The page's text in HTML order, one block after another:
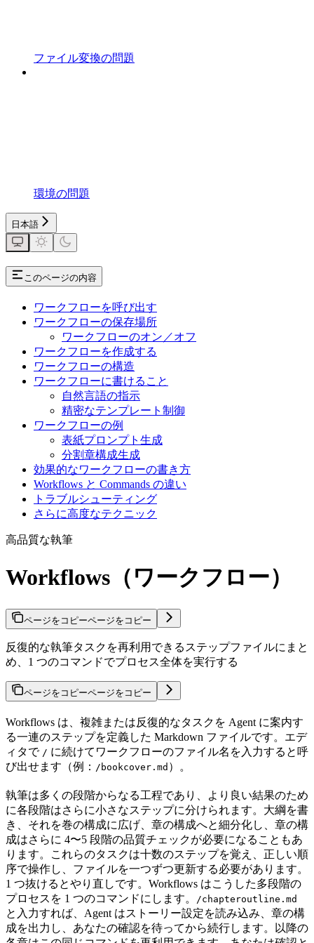
ファイル変換の問題
環境の問題
日本語
このページの内容
ワークフローを呼び出す
ワークフローの保存場所
ワークフローのオン／オフ
ワークフローを作成する
ワークフローの構造
ワークフローに書けること
自然言語の指示
精密なテンプレート制御
ワークフローの例
表紙プロンプト生成
分割章構成生成
効果的なワークフローの書き方
Workflows と Commands の違い
トラブルシューティング
さらに高度なテクニック
高品質な執筆
Workflows（ワークフロー）
ページをコピーページをコピー
反復的な執筆タスクを再利用できるステップファイルにまと
め、1 つのコマンドでプロセス全体を実行する
ページをコピーページをコピー
Workflows は、複雑または反復的なタスクを Agent に案内す
る一連のステップを定義した Markdown ファイルです。エデ
ィタで / に続けてワークフローのファイル名を入力すると呼
び出せます（例： /bookcover.md ）。
執筆は多くの段階からなる工程であり、より良い結果のため
に各段階はさらに小さなステップに分けられます。大綱を書
き、それを巻の構成に広げ、章の構成へと細分化し、章の構
成はさらに 4〜5 段階の品質チェックが必要になることもあ
ります。これらのタスクは十数のステップを覚え、正しい順
序で操作し、ファイルを一つずつ更新する必要があります。
1 つ抜けるとやり直しです。Workflows はこうした多段階の
プロセスを 1 つのコマンドにします。
/chapteroutline.md
と入力すれば、Agent はストーリー設定を読み込み、章の構
成を出力し、あなたの確認を待ってから続行します。以降の